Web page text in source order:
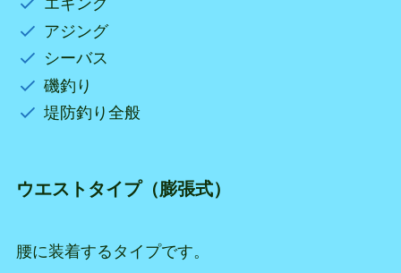
エギング
アジング
シーバス
磯釣り
堤防釣り全般
ウエストタイプ（膨張式）
腰に装着するタイプです。